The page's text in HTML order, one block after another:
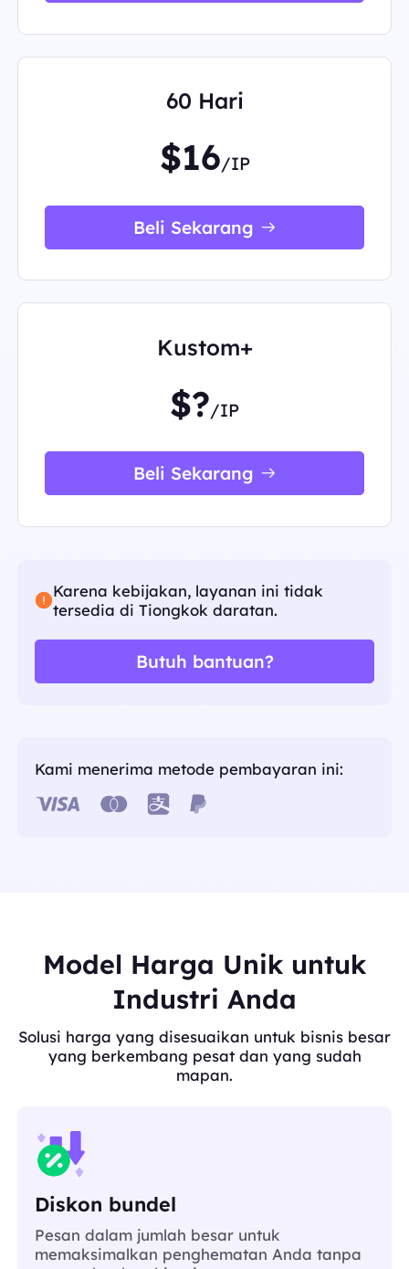
60 Hari
$16/IP
Beli Sekarang
Kustom+
$?/IP
Beli Sekarang
Karena kebijakan, layanan ini tidak
tersedia di Tiongkok daratan.
Butuh bantuan?
Kami menerima metode pembayaran ini:
Model Harga Unik untuk
Industri Anda
Solusi harga yang disesuaikan untuk bisnis besar
yang berkembang pesat dan yang sudah
mapan.
Diskon bundel
Pesan dalam jumlah besar untuk
memaksimalkan penghematan Anda tanpa